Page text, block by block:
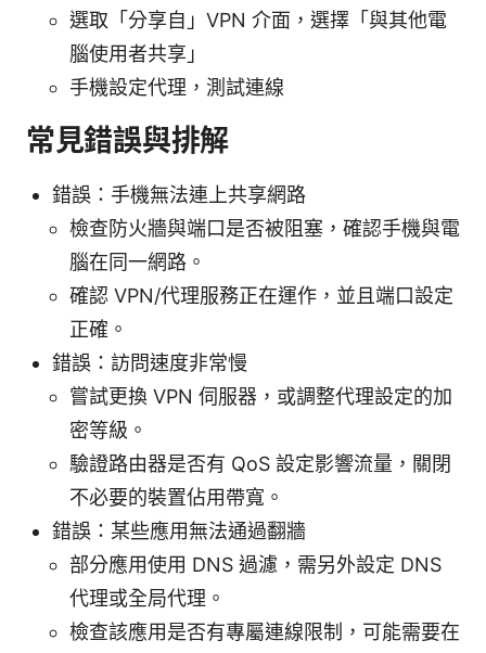
選取「分享自」VPN 介面，選擇「與其他電
腦使用者共享」
手機設定代理，測試連線
常見錯誤與排解
錯誤：手機無法連上共享網路
檢查防火牆與端口是否被阻塞，確認手機與電
腦在同一網路。
確認 VPN/代理服務正在運作，並且端口設定
正確。
錯誤：訪問速度非常慢
嘗試更換 VPN 伺服器，或調整代理設定的加
密等級。
驗證路由器是否有 QoS 設定影響流量，關閉
不必要的裝置佔用帶寬。
錯誤：某些應用無法通過翻牆
部分應用使用 DNS 過濾，需另外設定 DNS
代理或全局代理。
檢查該應用是否有專屬連線限制，可能需要在